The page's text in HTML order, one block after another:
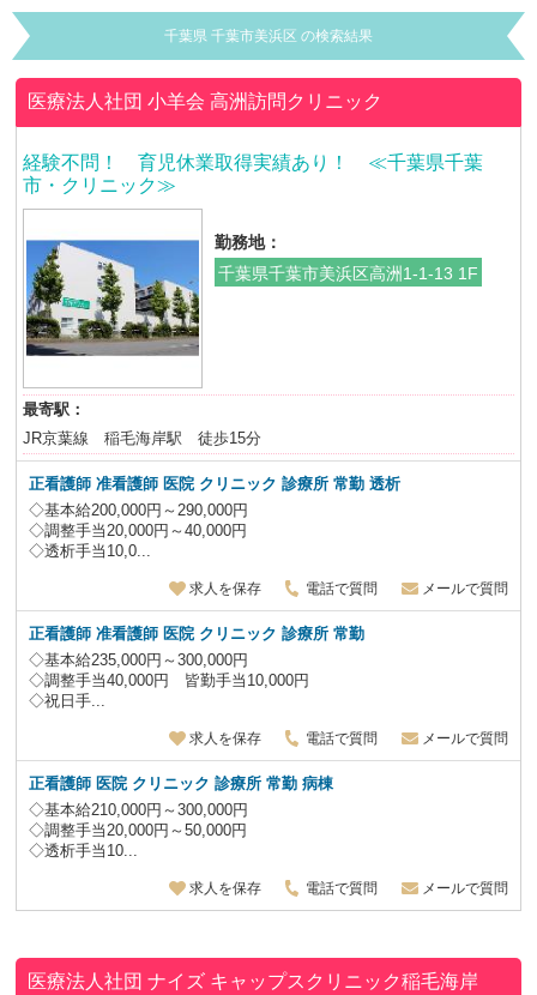
千葉県 千葉市美浜区 の検索結果
医療法人社団 小羊会高洲訪問クリニック
経験不問！ 育児休業取得実績あり！ ≪千葉県千葉
市・クリニック≫
勤務地：
千葉県千葉市美浜区高洲1-1-13 1F
最寄駅：
JR京葉線 稲毛海岸駅 徒歩15分
正看護師 准看護師 医院 クリニック 診療所常勤 透析
◇基本給200,000円～290,000円
◇調整手当20,000円～40,000円
◇透析手当10,0...
求人を保存 電話で質問 メールで質問
正看護師 准看護師 医院 クリニック 診療所常勤
◇基本給235,000円～300,000円
◇調整手当40,000円 皆勤手当10,000円
◇祝日手...
求人を保存 電話で質問 メールで質問
正看護師 医院 クリニック 診療所常勤 病棟
◇基本給210,000円～300,000円
◇調整手当20,000円～50,000円
◇透析手当10...
求人を保存 電話で質問 メールで質問
医療法人社団 ナイズ キャップスクリニック稲毛海岸